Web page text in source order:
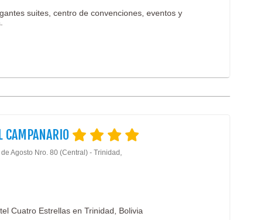
suites, centro de convenciones, eventos y
CAMPANARIO
de Agosto Nro. 80 (Central) - Trinidad,
Cuatro Estrellas en Trinidad, Bolivia